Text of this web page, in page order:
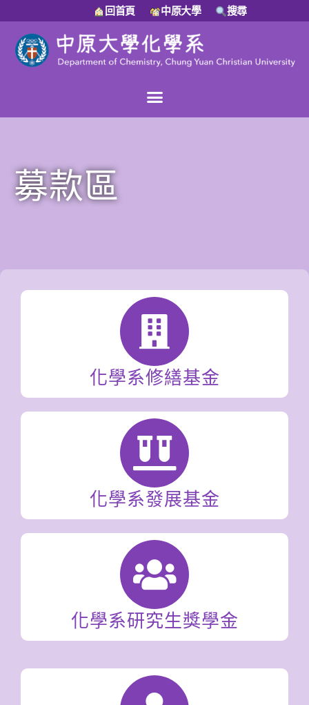
回首頁 中原大學 搜尋
募款區
化學系修繕基金
化學系發展基金
化學系研究生獎學金